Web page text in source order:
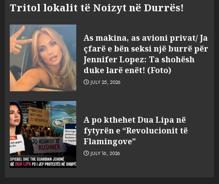
Tritol lokalit të Noizyt në Durrës!
As makina, as avioni privat/ Ja
çfarë e bën seksi një burrë për
Jennifer Lopez: Ta shohësh
duke larë enët! (Foto)
JULY 25, 2026
A po kthehet Dua Lipa në
fytyrën e “Revolucionit të
Flamingove”
JULY 16, 2026
3
racist në rrjetet sociale ndaj
gazetarit grek me origjinë
shqiptare: Je mysafir këtu,
nuk duhet të flasësh!